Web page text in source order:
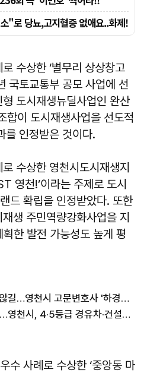
수상한 ‘별무리 상상창고
국토교통부 공모 사업에 선
도시재생뉴딜사업인 완산
합이 도시재생사업을 선도적
를 인정받은 것이다.
수상한 영천시도시재생지
영천!’이라는 주제로 도시
드 확립을 인정받았다. 또한
생 주민역량강화사업을 지
한 발전 가능성도 높게 평
가난의 어려움에 꿈 접지 않길…영천시 고문변호사 '하경환의 묵묵한 청소년' 응원가
"5등급은 올해가 마지막"…영천시, 4·5등급 경유차·건설기계 조기폐차 추진
수 사례로 수상한 ‘중앙동 마